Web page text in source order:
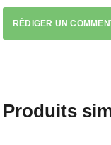
RÉDIGER UN
Produits